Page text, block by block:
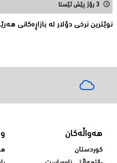
3 رۆژ پێش ئێستا
نوێترین نرخی دۆلار له‌ بازاڕه‌كانی
هەواڵەکان
کوردستان